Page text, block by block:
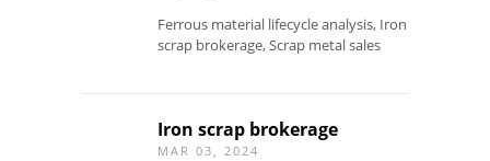
Ferrous material lifecycle analysis, Iron
scrap brokerage, Scrap metal sales
Iron scrap brokerage
MAR 03, 2024